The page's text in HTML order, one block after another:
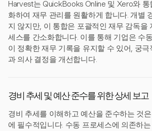
Harvest는 QuickBooks Online 및 Xero와
화하여 재무 관리를 원활하게 합니다. 개별
지 않지만, 이 통합은 포괄적인 재무 감독을
세스를 간소화합니다. 이를 통해 기업은 수
이 정확한 재무 기록을 유지할 수 있어, 궁
과 의사 결정을 개선합니다.
경비 추세 및 예산 준수를 위한 상세 보고
경비 추세를 이해하고 예산을 준수하는 것
에 필수적입니다. 수동 프로세스에 의존하